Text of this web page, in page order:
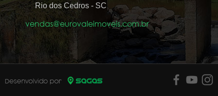
Rio dos Cedros - SC
vendas@eurovaleimoveis.com.br